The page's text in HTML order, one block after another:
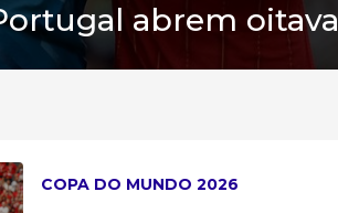
abrem
COPA DO MUNDO 2026